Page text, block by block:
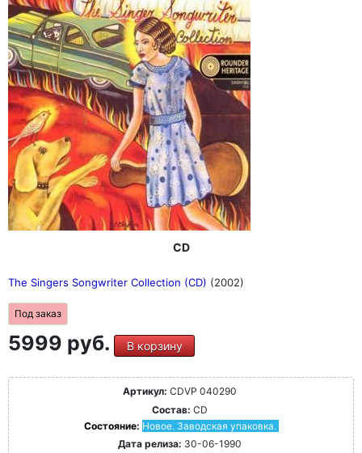
CD
The Singers Songwriter Collection (CD) (2002)
Под заказ
5999 руб. В корзину
Артикул: CDVP 040290
Состав: CD
Состояние: Новое. Заводская упаковка.
Дата релиза: 30-06-1990